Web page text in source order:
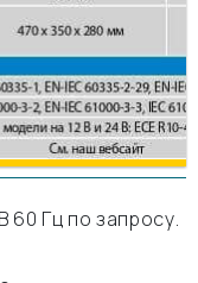
60 Гц по запросу.